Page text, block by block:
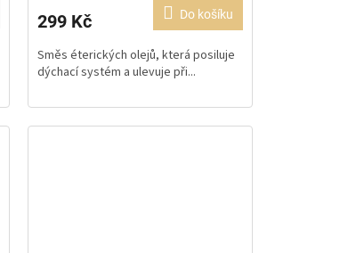
299 Kč Do košíku
Směs éterických olejů, která posiluje
dýchací systém a ulevuje při...